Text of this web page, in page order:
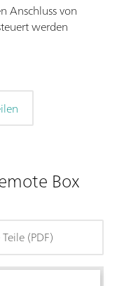
Anschluss von
werden
Box
(PDF)